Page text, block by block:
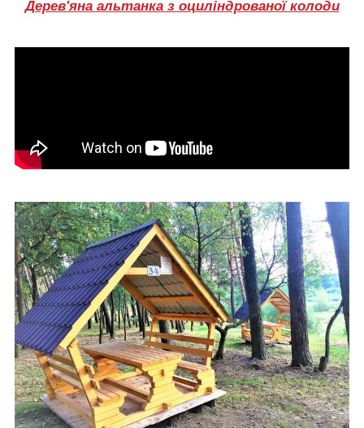
Дерев'яна альтанка з оциліндрованої колоди